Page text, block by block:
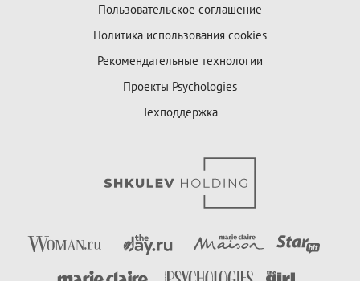
Пользовательское соглашение
Политика использования cookies
Рекомендательные технологии
Проекты Psychologies
Техподдержка